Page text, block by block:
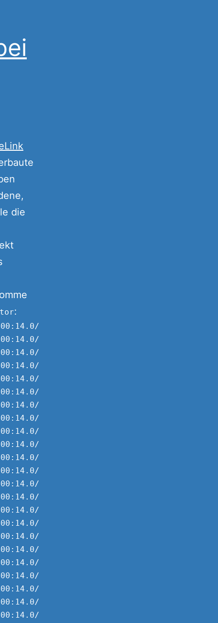
die
:
usb2/2-3/2-3.1/2-3.1.3/2-3.1.3:1.0/
usb2/2-3/2-3.1/2-3.1.3/2-3.1.3:1.0/
usb2/2-3/2-3.1/2-3.1.3/2-3.1.3:1.0/
usb2/2-3/2-3.1/2-3.1.3/2-3.1.3:1.0/
usb2/2-3/2-3.1/2-3.1.3/2-3.1.3:1.0/
usb2/2-3/2-3.1/2-3.1.3/2-3.1.3:1.0/
usb2/2-3/2-3.1/2-3.1.3/2-3.1.3:1.0
usb2/2-3/2-3.1/2-3.1.3/2-3.1.3:1.0
usb2/2-3/2-3.1/2-3.1.3 (usb)
usb2/2-3/2-3.1/2-3.1:1.0 (usb)
usb2/2-3/2-3.1 (usb)
usb2/2-3/2-3.1/2-3.1:1.0 (usb)
usb2/2-3/2-3:1.0 (usb)
usb2/2-3/2-3.1/2-3.1.3 (usb)
usb2/2-3/2-3.1 (usb)
usb2/2-3 (usb)
usb2/2-3/2-3:1.0 (usb)
usb2/2-3 (usb)
usb2/2-3 (usb)
usb2/2-3/2-3:1.0 (usb)
usb2/2-3/2-3.1 (usb)
usb2/2-3/2-3.1/2-3.1:1.0 (usb)
usb2/2-3 (usb)